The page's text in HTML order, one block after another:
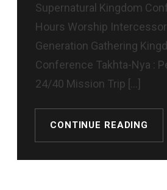
Supernatural Kingdom
Hours Worship
Generation Gathering
Conference Takhta-Nya :
24/40 Mission Trip […]
CONTINUE READING